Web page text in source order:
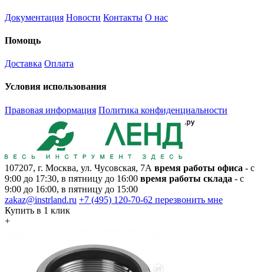
Документация Новости Контакты О нас
Помощь
Доставка Оплата
Условия использования
Правовая информация Политика конфиденциальности
107207, г. Москва, ул. Чусовская, 7А время работы офиса - с
9:00 до 17:30, в пятницу до 16:00 время работы склада - с
9:00 до 16:00, в пятницу до 15:00
zakaz@instrland.ru +7 (495) 120-70-62 перезвонить мне
Купить в 1 клик
+